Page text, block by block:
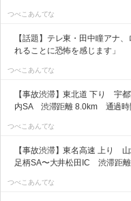
つべこあんてな
【話題】テレ東・田中瞳アナ
れることに恐怖を感じます」
つべこあんてな
【事故渋滞】東北道 下り 宇
内SA 渋滞距離 8.0km 通過時
つべこあんてな
【事故渋滞】東名高速 上り
足柄SA〜大井松田IC 渋滞距
つべこあんてな